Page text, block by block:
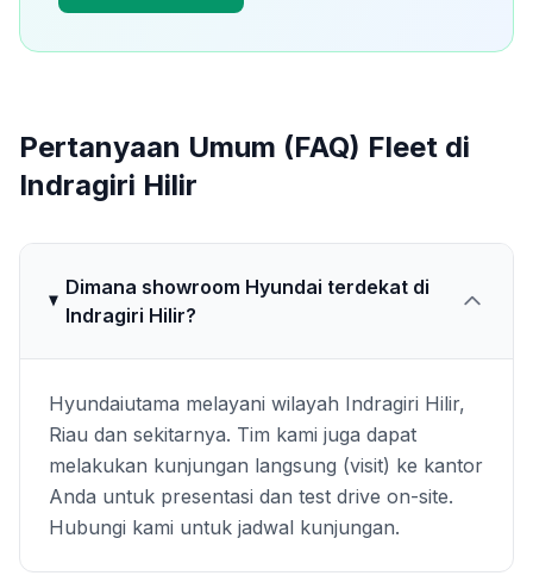
Pertanyaan Umum (FAQ) Fleet di
Indragiri Hilir
Dimana showroom Hyundai terdekat di
Indragiri Hilir?
Hyundaiutama melayani wilayah Indragiri Hilir,
Riau dan sekitarnya. Tim kami juga dapat
melakukan kunjungan langsung (visit) ke kantor
Anda untuk presentasi dan test drive on-site.
Hubungi kami untuk jadwal kunjungan.